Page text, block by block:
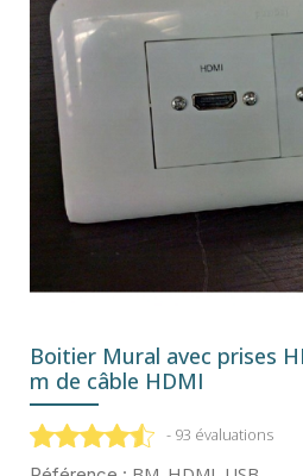
Boitier Mural avec prises
m de câble HDMI
- 93 évaluations